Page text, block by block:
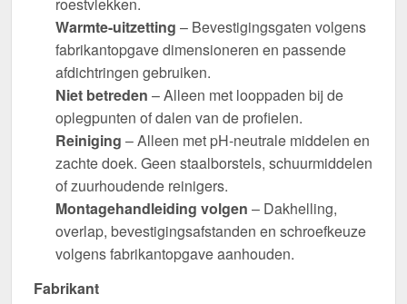
roestvlekken.
Warmte-uitzetting – Bevestigingsgaten volgens
fabrikantopgave dimensioneren en passende
afdichtringen gebruiken.
Niet betreden – Alleen met looppaden bij de
oplegpunten of dalen van de profielen.
Reiniging – Alleen met pH-neutrale middelen en
zachte doek. Geen staalborstels, schuurmiddelen
of zuurhoudende reinigers.
Montagehandleiding volgen – Dakhelling,
overlap, bevestigingsafstanden en schroefkeuze
volgens fabrikantopgave aanhouden.
Fabrikant